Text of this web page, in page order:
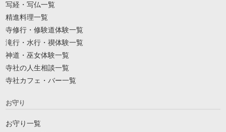
写経・写仏一覧
精進料理一覧
寺修行・修験道体験一覧
滝行・水行・禊体験一覧
神道・巫女体験一覧
寺社の人生相談一覧
寺社カフェ・バー一覧
お守り
お守り一覧